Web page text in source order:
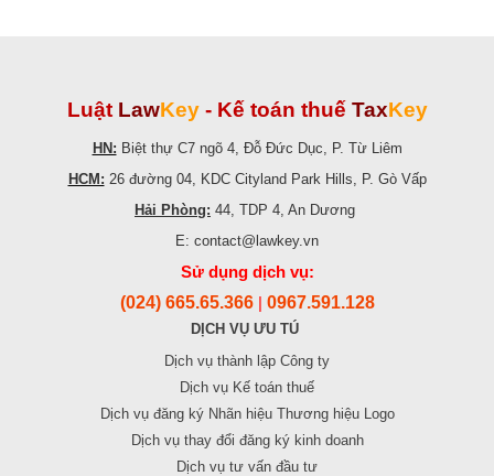
Luật LawKey - Kế toán thuế TaxKey
HN: Biệt thự C7 ngõ 4, Đỗ Đức Dục, P. Từ Liêm
HCM: 26 đường 04, KDC Cityland Park Hills, P. Gò Vấp
Hải Phòng: 44, TDP 4, An Dương
E: contact@lawkey.vn
Sử dụng dịch vụ:
(024) 665.65.366 0967.591.128
DỊCH VỤ ƯU TÚ
Dịch vụ thành lập Công ty
Dịch vụ Kế toán thuế
Dịch vụ đăng ký Nhãn hiệu Thương hiệu Logo
Dịch vụ thay đổi đăng ký kinh doanh
Dịch vụ tư vấn đầu tư